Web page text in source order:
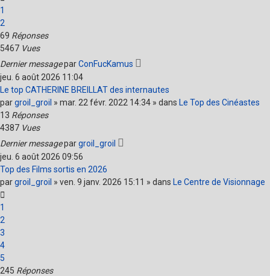
1
2
69 Réponses
5467 Vues
Dernier messageparConFucKamus
jeu. 6 août 2026 11:04
Le top CATHERINE BREILLAT des internautes
pargroil_groil » mar. 22 févr. 2022 14:34 » dans Le Top des Cinéastes
13 Réponses
4387 Vues
Dernier messagepargroil_groil
jeu. 6 août 2026 09:56
Top des Films sortis en 2026
pargroil_groil » ven. 9 janv. 2026 15:11 » dans Le Centre de Visionnage
1
2
3
4
5
245 Réponses